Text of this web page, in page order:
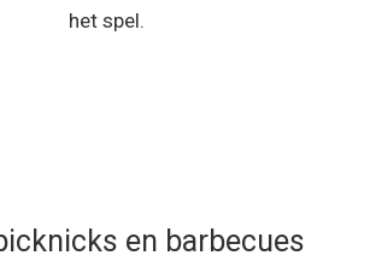
het spel.
en barbecues